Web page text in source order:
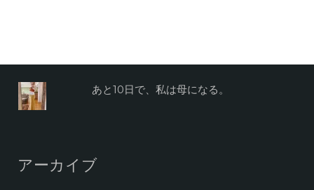
あと10日で、私は母になる。
アーカイブ